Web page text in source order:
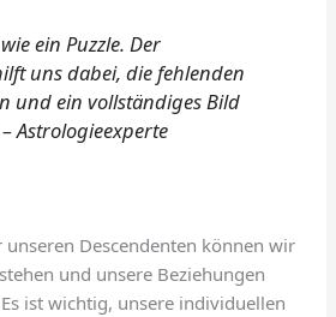
ein Puzzle. Der
uns dabei, die fehlenden
und ein vollständiges Bild
Astrologieexperte
Descendenten können wir
und unsere Beziehungen
ist wichtig, unsere individuellen